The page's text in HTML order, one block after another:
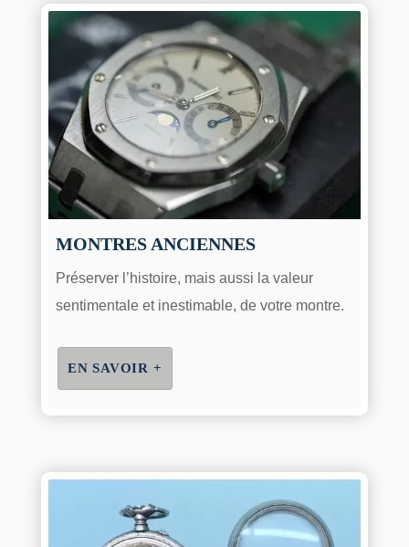
MONTRES ANCIENNES
Préserver l’histoire, mais aussi la valeur
sentimentale et inestimable, de votre montre.
EN SAVOIR +